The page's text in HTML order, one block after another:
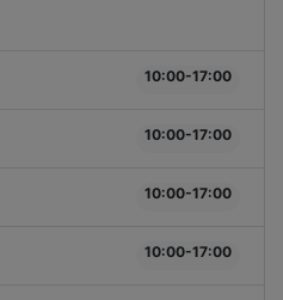
10:00-17:00
10:00-17:00
10:00-17:00
10:00-17:00